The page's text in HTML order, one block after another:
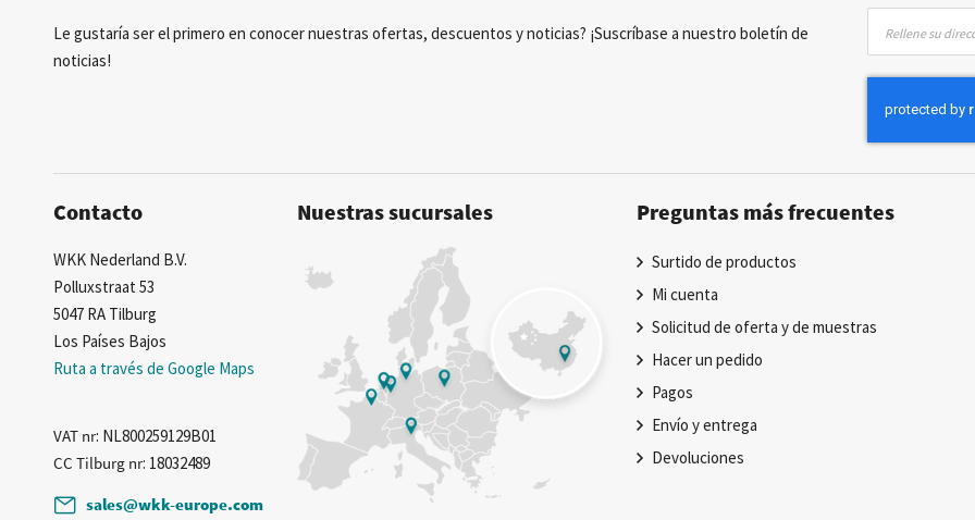
Le gustaría ser el primero en conocer nuestras ofertas, descuentos y noticias? ¡Suscríbase a nuestro boletín de
noticias!
nuestro
boletín
Contacto
WKK Nederland B.V.
Polluxstraat 53
5047 RA Tilburg
Los Países Bajos
Ruta a través de Google Maps
VAT nr: NL800259129B01
CC Tilburg nr: 18032489
sales@wkk-europe.com
Nuestras sucursales Preguntas más frecuentes
Surtido de productos
Mi cuenta
Solicitud de oferta y de muestras
Hacer un pedido
Pagos
Envío y entrega
Devoluciones